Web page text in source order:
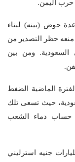
حرب اليمن.
حوض (بينه) لبناء
منعه حظر التصدير من
ومن بين
الماضية الضغط
حيث تسعى تلك
حساب دماء الشعب
جنيه استرليني